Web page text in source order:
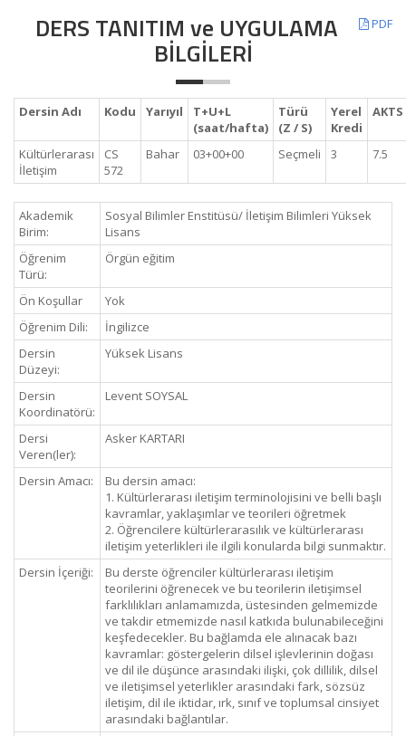
PDF
DERS TANITIM ve UYGULAMA
BİLGİLERİ
Dersin Adı Kodu Yarıyıl
T+U+L
(saat/hafta)
Türü
(Z / S)
Yerel
Kredi
AKTS
Kültürlerarası
İletişim
CS
572
Bahar 03+00+00 Seçmeli 3 7.5
Akademik
Birim:
Sosyal Bilimler Enstitüsü/ İletişim Bilimleri Yüksek
Lisans
Öğrenim
Türü:
Örgün eğitim
Ön Koşullar
Yok
Öğrenim Dili:
İngilizce
Dersin
Düzeyi:
Yüksek Lisans
Dersin
Koordinatörü:
Levent SOYSAL
Dersi
Veren(ler):
Asker KARTARI
Dersin Amacı:
Bu dersin amacı:
1. Kültürlerarası iletişim terminolojisini ve belli başlı
kavramlar, yaklaşımlar ve teorileri öğretmek
2. Öğrencilere kültürlerarasılık ve kültürlerarası
iletişim yeterlikleri ile ilgili konularda bilgi sunmaktır.
Dersin İçeriği:
Bu derste öğrenciler kültürlerarası iletişim
teorilerini öğrenecek ve bu teorilerin iletişimsel
farklılıkları anlamamızda, üstesinden gelmemizde
ve takdir etmemizde nasıl katkıda bulunabileceğini
keşfedecekler. Bu bağlamda ele alınacak bazı
kavramlar: göstergelerin dilsel işlevlerinin doğası
ve dil ile düşünce arasındaki ilişki, çok dillilik, dilsel
ve iletişimsel yeterlikler arasındaki fark, sözsüz
iletişim, dil ile iktidar, ırk, sınıf ve toplumsal cinsiyet
arasındaki bağlantılar.